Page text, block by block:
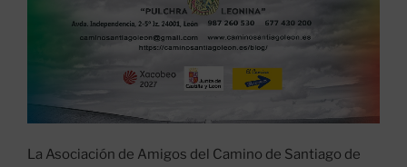
La Asociación de Amigos del Camino de Santiago de